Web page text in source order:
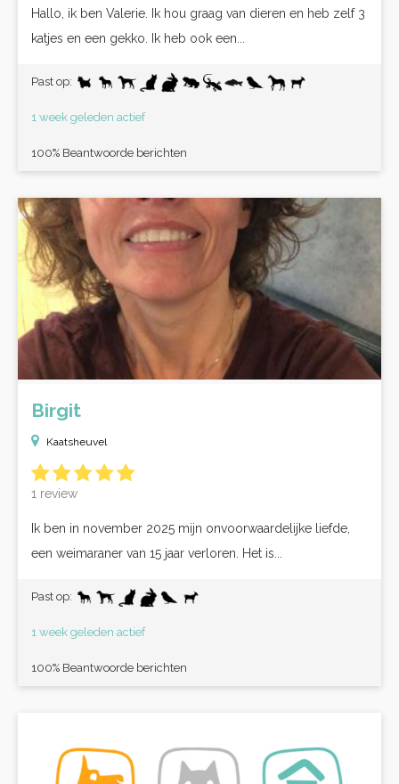
Hallo, ik ben Valerie. Ik hou graag van dieren en heb zelf 3
katjes en een gekko. Ik heb ook een...
Past op:
1 week geleden actief
100% Beantwoorde berichten
Birgit
Kaatsheuvel
1 review
Ik ben in november 2025 mijn onvoorwaardelijke liefde,
een weimaraner van 15 jaar verloren. Het is...
Past op:
1 week geleden actief
100% Beantwoorde berichten